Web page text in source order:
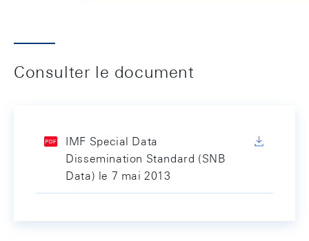
Consulter le document
IMF Special Data
Dissemination Standard (SNB
Data) le 7 mai 2013